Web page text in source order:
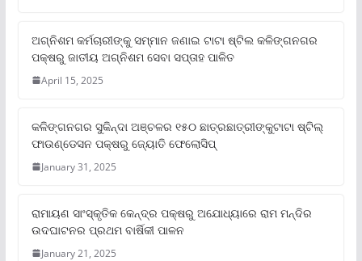
ଅଗ୍ନିଶମ କର୍ମଚାରୀଙ୍କୁ ସମ୍ମାନ ଜଣାଇ ଟାଟା ଷ୍ଟିଲ କଳିଙ୍ଗନଗର
ପକ୍ଷରୁ ଜାତୀୟ ଅଗ୍ନିଶମ ସେବା ସପ୍ତାହ ପାଳିତ
April 15, 2025
କଳିଙ୍ଗନଗର ସୁକିନ୍ଦା ଅଞ୍ଚଳର ୧୫୦ ଛାତ୍ରଛାତ୍ରୀଙ୍କୁଟାଟା ଷ୍ଟିଲ୍
ଫାଉଣ୍ଡେସନ ପକ୍ଷରୁ ଜ୍ୟୋତି ଫେଲୋସିପ୍‌
January 31, 2025
ରାମାୟଣ ସାଂସ୍କୃତିକ କେନ୍ଦ୍ର ପକ୍ଷରୁ ଅଯୋଧ୍ୟାରେ ରାମ ମନ୍ଦିର
ଉଦଘାଟନର ପ୍ରଥମ ବାର୍ଷିକୀ ପାଳନ
January 21, 2025